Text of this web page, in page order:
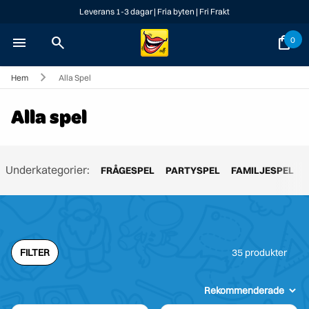
Leverans 1-3 dagar | Fria byten | Fri Frakt
0
shopping_bag
menu search
Hem Alla Spel
Alla spel
Underkategorier: FRÅGESPEL PARTYSPEL FAMILJESPEL
FILTER 35 produkter